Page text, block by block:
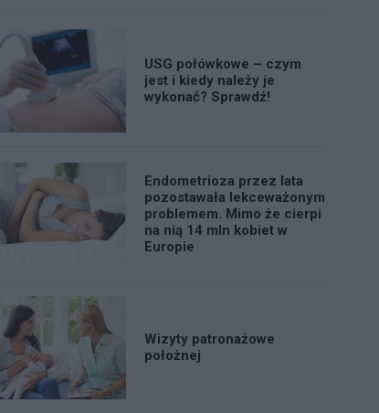
USG połówkowe – czym
jest i kiedy należy je
wykonać? Sprawdź!
Endometrioza przez lata
pozostawała lekceważonym
problemem. Mimo że cierpi
na nią 14 mln kobiet w
Europie
Wizyty patronażowe
położnej